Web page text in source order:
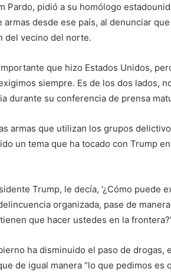
Pardo, pidió a su homólogo
desde ese país, al denunciar
del vecino del norte.
que hizo Estados Unidos,
siempre. Es de los dos lados,
durante su conferencia de prensa
armas que utilizan los grupos
un tema que ha tocado con Trump
Trump, le decía, ‘¿Cómo puede
organizada, pase de
que hacer ustedes en la
ha disminuido el paso de drogas,
de igual manera “lo que pedimos es